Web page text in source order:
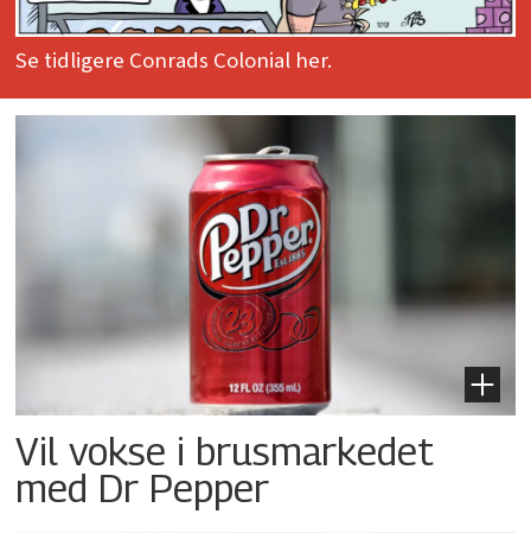
Se tidligere Conrads Colonial her.
Vil vokse i brusmarkedet
med Dr Pepper